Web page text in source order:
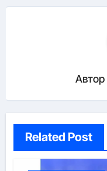
Автор
Related Post